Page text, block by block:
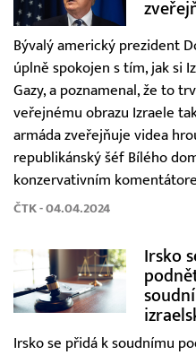
Bývalý americký prezident
úplně spokojen s tím, jak si
Gazy, a poznamenal, že to
veřejnému obrazu Izraele
armáda zveřejňuje videa
republikánský šéf Bílého
konzervativním
ČTK - 04.04.2024
Irsko
Irsko se přidá k soudnímu